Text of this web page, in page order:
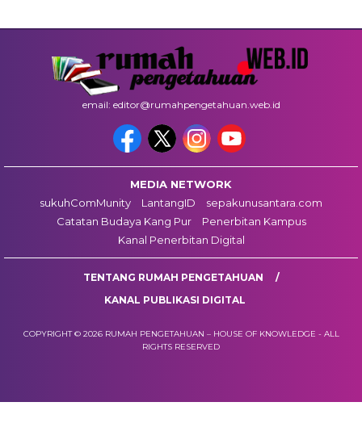
email: editor@rumahpengetahuan.web.id
MEDIA NETWORK
sukuhComMunity
LantangID
sepakunusantara.com
Catatan Budaya Kang Pur
Penerbitan Kampus
Kanal Penerbitan Digital
TENTANG RUMAH PENGETAHUAN
KANAL PUBLIKASI DIGITAL
COPYRIGHT © 2026 RUMAH PENGETAHUAN – HOUSE OF KNOWLEDGE - ALL
RIGHTS RESERVED